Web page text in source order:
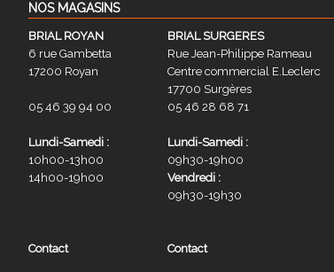
NOS MAGASINS
BRIAL ROYAN
6 rue Gambetta
17200 Royan
05 46 39 94 00
Lundi-Samedi :
10h00-13h00
14h00-19h00
Contact
BRIAL SURGERES
Rue Jean-Philippe Rameau
Centre commercial E.Leclerc
17700 Surgères
05 46 28 68 71
Lundi-Samedi :
09h30-19h00
Vendredi :
09h30-19h30
Contact